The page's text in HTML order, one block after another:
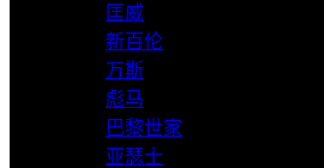
匡威
新百伦
万斯
彪马
巴黎世家
亚瑟士